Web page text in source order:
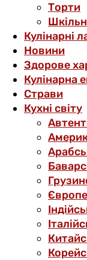
Торти
Кулінарні
Новини
Здорове
Кулінарна
Страви
Кухні світу